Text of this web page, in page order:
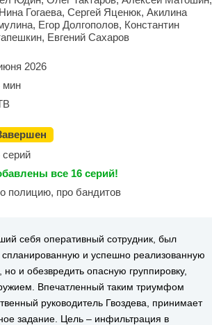
Гогаева, Сергей Яценюк, Акилина
Егор Долгополов, Константин
Евгений Сахаров
2026
мин
серий
все 16 серий!
полицию, про бандитов
себя оперативный сотрудник, был
спланированную и успешно реализованную
и обезвредить опасную группировку,
Впечатленный таким триумфом
руководитель Гвоздева, принимает
задание. Цель – инфильтрация в